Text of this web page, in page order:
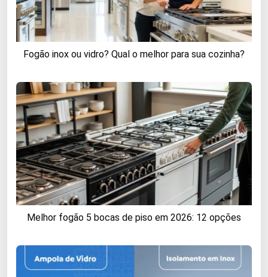
Fogão inox ou vidro? Qual o melhor para sua cozinha?
Melhor fogão 5 bocas de piso em 2026: 12 opções